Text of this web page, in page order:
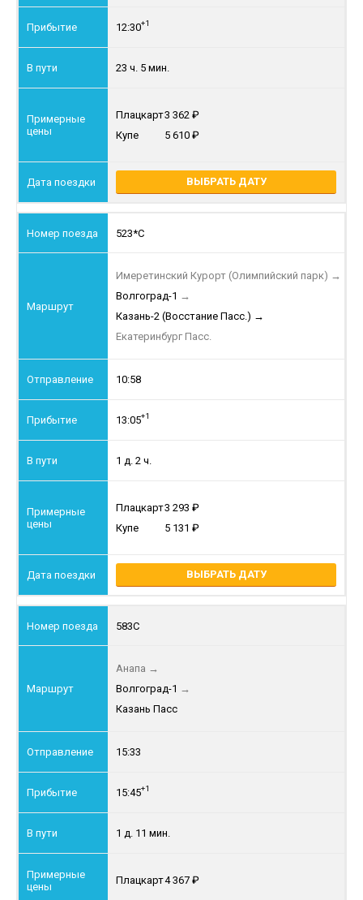
12:30+1
23 ч. 5 мин.
Плацкарт3 362
Купе
5 610
ВЫБРАТЬ ДАТУ
523*С
Имеретинский Курорт (Олимпийский парк) →
Волгоград-1 →
Казань-2 (Восстание Пасс.) →
Екатеринбург Пасс.
10:58
13:05+1
1 д. 2 ч.
Плацкарт3 293
Купе
5 131
ВЫБРАТЬ ДАТУ
583С
Анапа →
Волгоград-1 →
Казань Пасс
15:33
15:45+1
1 д. 11 мин.
Плацкарт4 367